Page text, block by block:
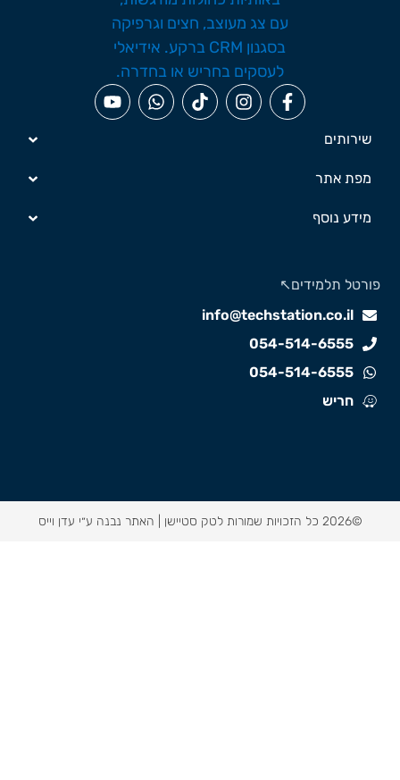
שירותים
מפת אתר
מידע נוסף
info@techstation.co.il
054-514-6555
054-514-6555
חריש
תלמידים↖️
האתר נבנה ע״י עדן וייס